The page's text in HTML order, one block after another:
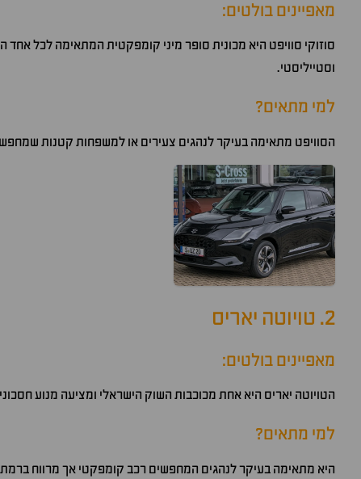
מאפיינים בולטים:
סוזוקי סוויפט היא מכונית סופר מיני קומפקטית המתאימה לכל
וסטייליסטי.
למי מתאים?
הסוויפט מתאימה בעיקר לנהגים צעירים או למשפחות קטנות
2. טויוטה יאריס
מאפיינים בולטים:
הטויוטה יאריס היא אחת מכוכבות השוק הישראלי ומציעה מנוע
למי מתאים?
היא מתאימה בעיקר לנהגים המחפשים רכב קומפקטי אך מרווח